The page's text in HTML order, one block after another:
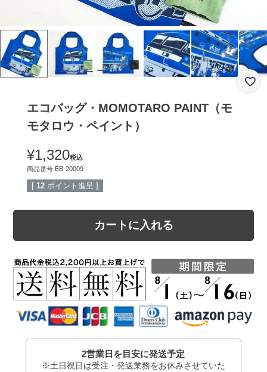
エコバッグ・MOMOTARO PAINT（モ
モタロウ・ペイント）
¥1,320税込
商品番号 EB-20009
[ 12 ポイント進呈 ]
カートに入れる
2営業日を目安に発送予定
※土日祝日は受注・発送業務をお休みさせていた